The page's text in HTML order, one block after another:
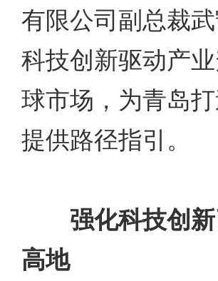
有限公司副总裁
科技创新驱动产
球市场，为青岛
提供路径指引。
强化科技创
高地